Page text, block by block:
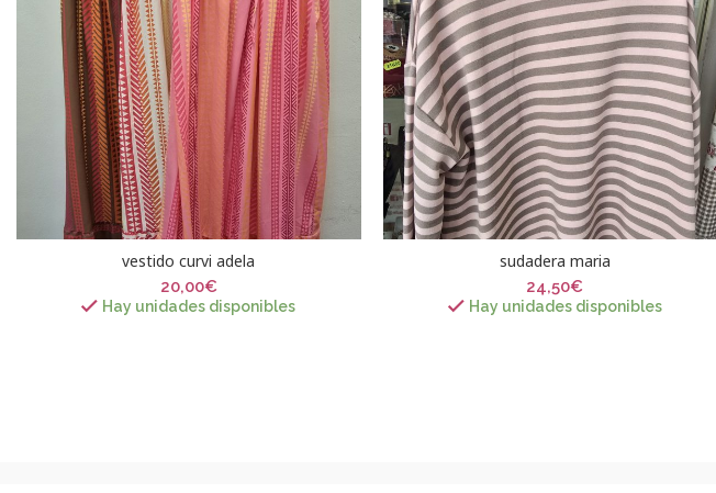
vestido curvi adela
20,00€
Hay unidades disponibles
sudadera maria
24,50€
Hay unidades disponibles